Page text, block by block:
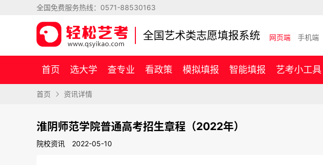
全国免费服务热线： 0571-88530163
全国艺术类志愿填报系统 网页端 手机端
首页 选大学 查专业 看政策 模拟填报 智能填报 艺考小工具
首页 资讯详情
淮阴师范学院普通高考招生章程（2022年）
院校资讯 2022-05-10